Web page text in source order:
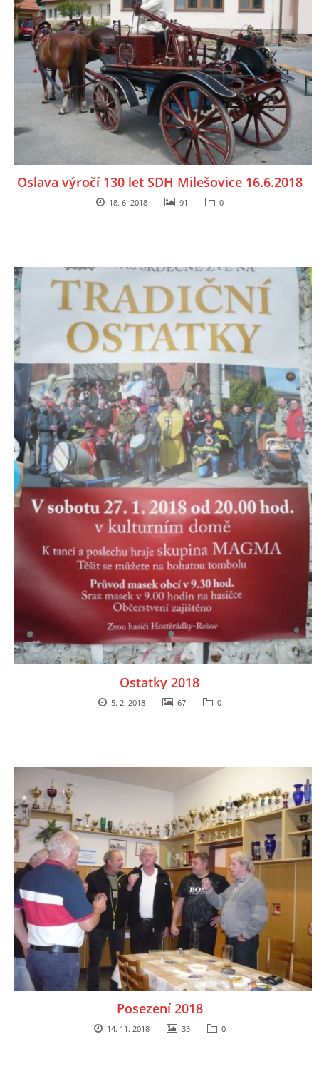
Oslava výročí 130 let SDH Milešovice 16.6.2018
18. 6. 2018 91 0
Ostatky 2018
5. 2. 2018 67 0
Posezení 2018
14. 11. 2018 33 0